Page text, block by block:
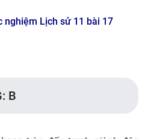
nghiệm Lịch sử 11 bài 17
B